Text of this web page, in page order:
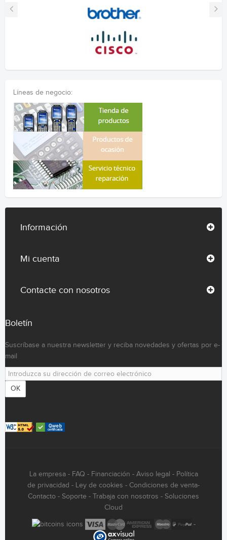
Líneas de negocio:
Información
Mi cuenta
Contacte con nosotros
Boletín
Suscríbase a nuestra newsletter y reciba novedades y ofertas por e-
mail
OK
La empresa- FAQ - Financiación - Aviso legal - Política
de privacidad - Ley de cookies - Condiciones de venta-
Contacto - Soporte - Trabaja con nosotros - Soluciones
Cloud
-